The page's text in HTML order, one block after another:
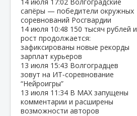
сапёры — победители окружных
соревнований Росгвардии
14 июля 10:48 150 тысяч рублей и
рост продолжается:
зафиксированы новые рекорды
зарплат курьеров
13 июля 15:43 Волгоградцев
зовут на ИТ‑соревнование
“Нейроигры”
13 июля 11:34 В МАХ запущены
комментарии и расширены
возможности авторов